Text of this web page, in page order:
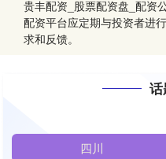
贵丰配资_股票配资盘_配资
配资平台应定期与投资者进
求和反馈。
四川